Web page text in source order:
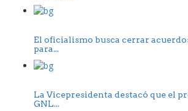
El oficialismo busca cerrar
para...
La Vicepresidenta destacó que el
GNL...